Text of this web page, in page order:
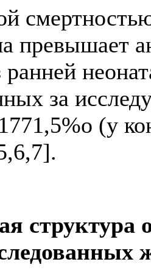
превышает
за
1771,5%о (у
структура